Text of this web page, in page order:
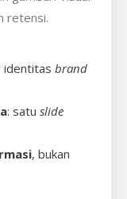
retensi.
identitas brand
: satu slide
, bukan